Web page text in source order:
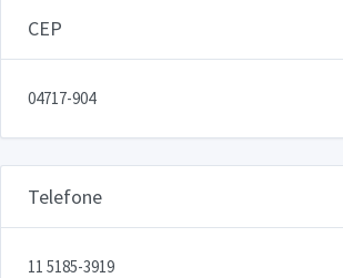
CEP
04717-904
Telefone
11 5185-3919